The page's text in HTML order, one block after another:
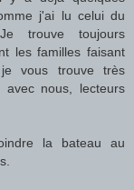
j'ai lu celui du
trouve toujours
les familles faisant
vous trouve très
nous, lecteurs
la bateau au